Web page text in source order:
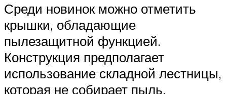
Среди новинок можно отметить
крышки, обладающие
пылезащитной функцией.
Конструкция предполагает
использование складной лестницы,
которая не собирает пыль.